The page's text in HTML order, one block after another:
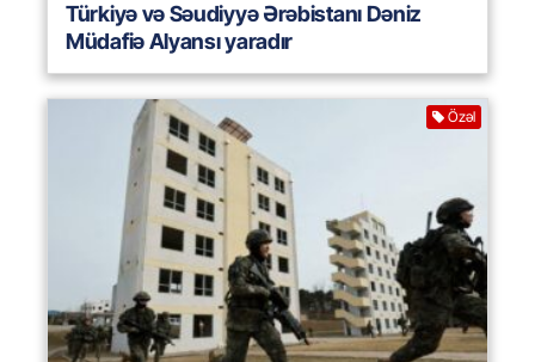
Türkiyə və Səudiyyə Ərəbistanı Dəniz
Müdafiə Alyansı yaradır
Özəl